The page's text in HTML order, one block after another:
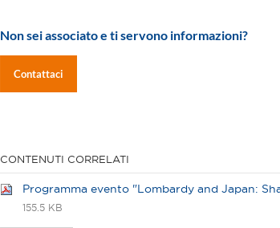
Non sei associato e ti servono informazioni?
Contattaci
CONTENUTI CORRELATI
Programma evento "Lombardy and Japan:
155.5 KB